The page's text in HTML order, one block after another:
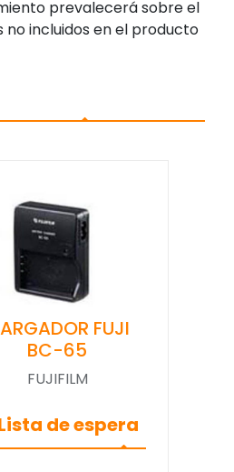
prevalecerá sobre el
incluidos en el producto
FUJI
BC-65
FUJIFILM
de espera